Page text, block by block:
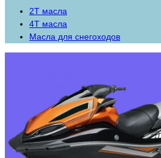
2Т масла
4Т масла
Масла для снегоходов